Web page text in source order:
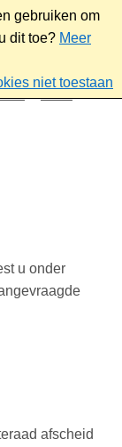
gebruiken om
dit toe? Meer
niet toestaan
2026
u onder
afscheid